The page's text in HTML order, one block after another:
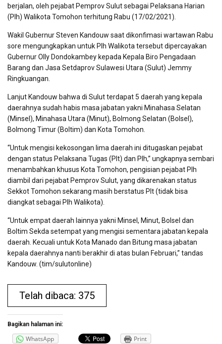
berjalan, oleh pejabat Pemprov Sulut sebagai Pelaksana Harian
(Plh) Walikota Tomohon terhitung Rabu (17/02/2021).
Wakil Gubernur Steven Kandouw saat dikonfimasi wartawan Rabu
sore mengungkapkan untuk Plh Walikota tersebut dipercayakan
Gubernur Olly Dondokambey kepada Kepala Biro Pengadaan
Barang dan Jasa Setdaprov Sulawesi Utara (Sulut) Jemmy
Ringkuangan.
Lanjut Kandouw bahwa di Sulut terdapat 5 daerah yang kepala
daerahnya sudah habis masa jabatan yakni Minahasa Selatan
(Minsel), Minahasa Utara (Minut), Bolmong Selatan (Bolsel),
Bolmong Timur (Boltim) dan Kota Tomohon.
“Untuk mengisi kekosongan lima daerah ini ditugaskan pejabat
dengan status Pelaksana Tugas (Plt) dan Plh,” ungkapnya sembari
menambahkan khusus Kota Tomohon, pengisian pejabat Plh
diambil dari pejabat Pemprov Sulut, yang dikarenakan status
Sekkot Tomohon sekarang masih berstatus Plt (tidak bisa
diangkat sebagai Plh Walikota).
“Untuk empat daerah lainnya yakni Minsel, Minut, Bolsel dan
Boltim Sekda setempat yang mengisi sementara jabatan kepala
daerah. Kecuali untuk Kota Manado dan Bitung masa jabatan
kepala daerahnya nanti berakhir di atas bulan Februari,” tandas
Kandouw. (tim/sulutonline)
Telah dibaca: 375
Bagikan halaman ini:
WhatsApp Print